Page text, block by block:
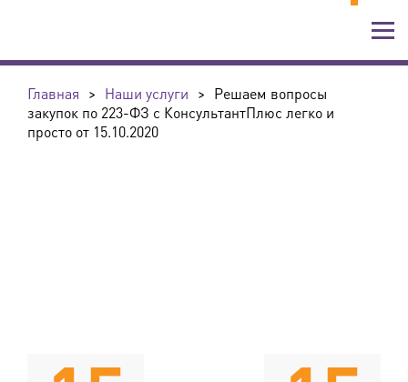
Главная > Наши услуги > Решаем вопросы
закупок по 223-ФЗ с КонсультантПлюс легко и
просто от 15.10.2020